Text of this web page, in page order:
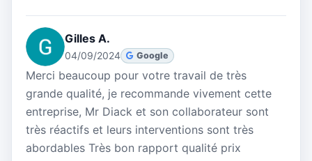
Gilles A.
04/09/2024 Google
Merci beaucoup pour votre travail de très
grande qualité, je recommande vivement cette
entreprise, Mr Diack et son collaborateur sont
très réactifs et leurs interventions sont très
abordables Très bon rapport qualité prix